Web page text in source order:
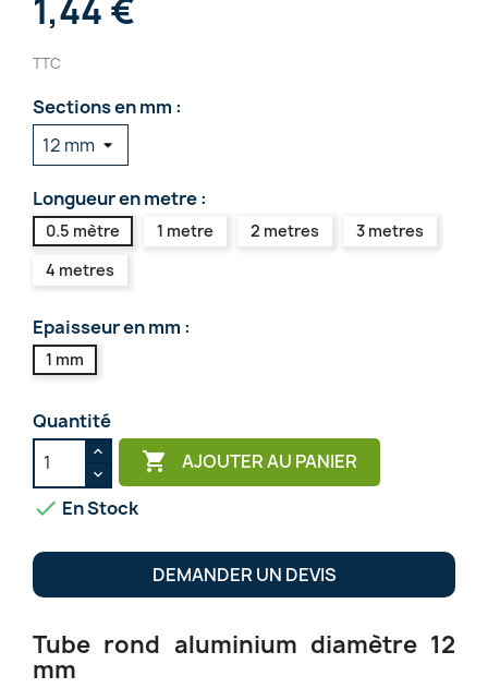
1,44 €
TTC
Sections en mm :
Longueur en metre :
0.5 mètre 1 metre 2 metres
3 metres
4 metres
Epaisseur en mm :
1 mm
Quantité
 AJOUTER AU PANIER
 En Stock
DEMANDER UN DEVIS
Tube rond aluminium diamètre 12
mm